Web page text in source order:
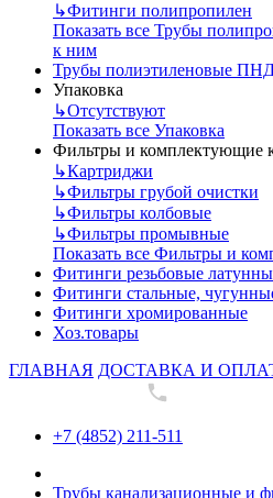
↳Фитинги полипропилен
Показать все Трубы
к ним
Трубы полиэтиленовые
Упаковка
↳Отсутствуют
Показать все Упаковка
Фильтры и комплектующие
↳Картриджи
↳Фильтры грубой очистки
↳Фильтры колбовые
↳Фильтры промывные
Показать все Фильтры и
Фитинги резьбовые
Фитинги стальные,
Фитинги хромированные
Хоз.товары
ГЛАВНАЯ ДОСТАВКА И
+7 (4852) 211-511
Трубы канализационные и